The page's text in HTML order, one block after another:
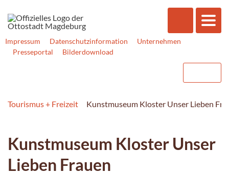
Impressum Datenschutzinformation
Unternehmen
Presseportal
Bilderdownload
Tourismus + Freizeit Kunstmuseum Kloster Unser Lieben
Kunstmuseum Kloster Unser
Lieben Frauen